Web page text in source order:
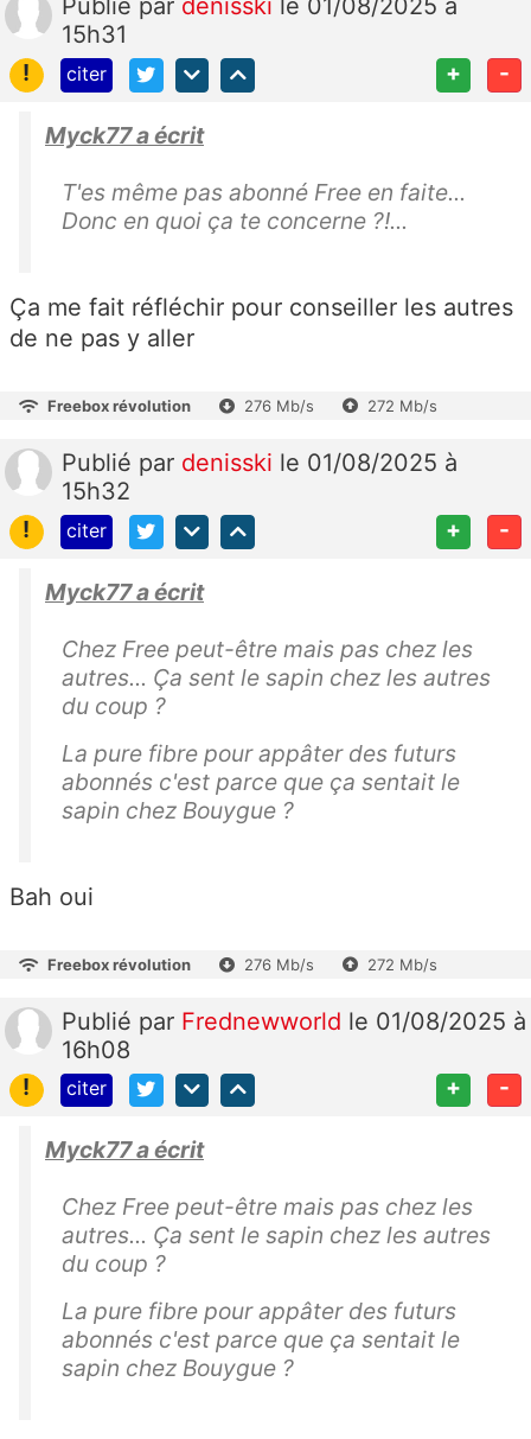
Publié par denisski le 01/08/2025 à
15h31
!
citer + -
Myck77 a écrit
T'es même pas abonné Free en faite...
Donc en quoi ça te concerne ?!...
Ça me fait réfléchir pour conseiller les autres
de ne pas y aller
Freebox révolution 276 Mb/s 272 Mb/s
Publié par denisski le 01/08/2025 à
15h32
!
citer + -
Myck77 a écrit
Chez Free peut-être mais pas chez les
autres... Ça sent le sapin chez les autres
du coup ?
La pure fibre pour appâter des futurs
abonnés c'est parce que ça sentait le
sapin chez Bouygue ?
Bah oui
Freebox révolution 276 Mb/s 272 Mb/s
Publié par Frednewworld le 01/08/2025 à
16h08
!
citer + -
Myck77 a écrit
Chez Free peut-être mais pas chez les
autres... Ça sent le sapin chez les autres
du coup ?
La pure fibre pour appâter des futurs
abonnés c'est parce que ça sentait le
sapin chez Bouygue ?